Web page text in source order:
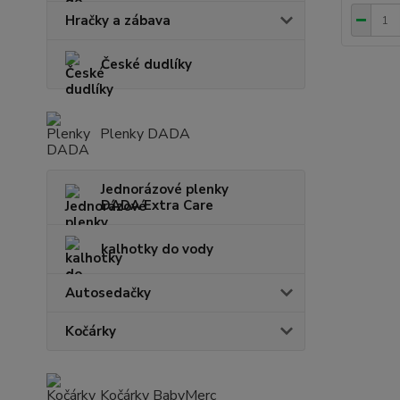
Hračky a zábava
České dudlíky
Plenky DADA
Jednorázové plenky
DADA Extra Care
kalhotky do vody
Autosedačky
Kočárky
Kočárky BabyMerc